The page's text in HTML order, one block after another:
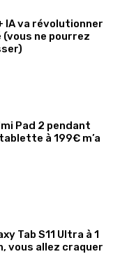
va révolutionner
ne pourrez
Pad 2 pendant
à 199€ m’a
Tab S11 Ultra à 1
vous allez craquer